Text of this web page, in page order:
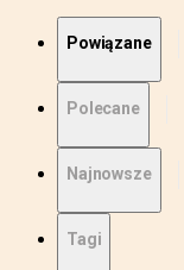
Powiązane
Polecane
Najnowsze
Tagi